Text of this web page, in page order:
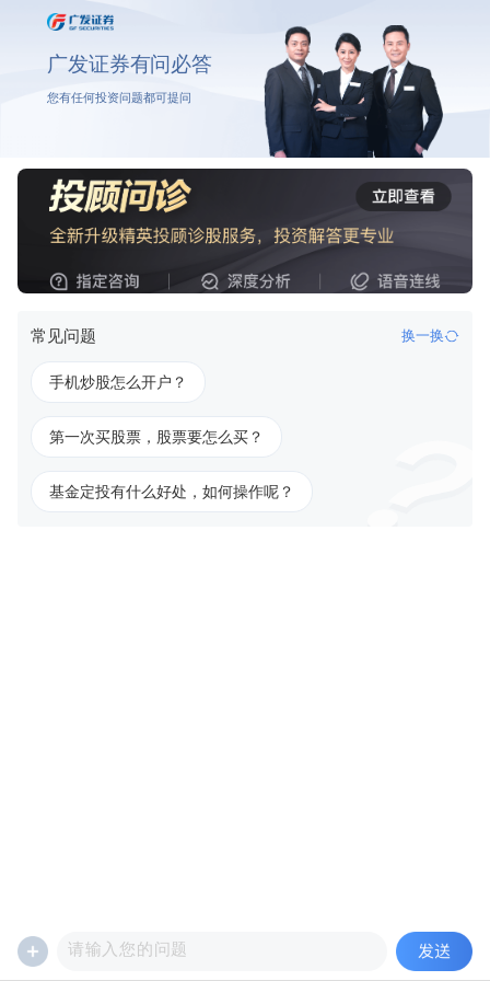
广发证券有问必答
您有任何投资问题都可提问
常见问题 换一换
手机炒股怎么开户？
第一次买股票，股票要怎么买？
基金定投有什么好处，如何操作呢？